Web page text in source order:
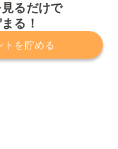
るだけで
る！
を貯める
約
運営会社